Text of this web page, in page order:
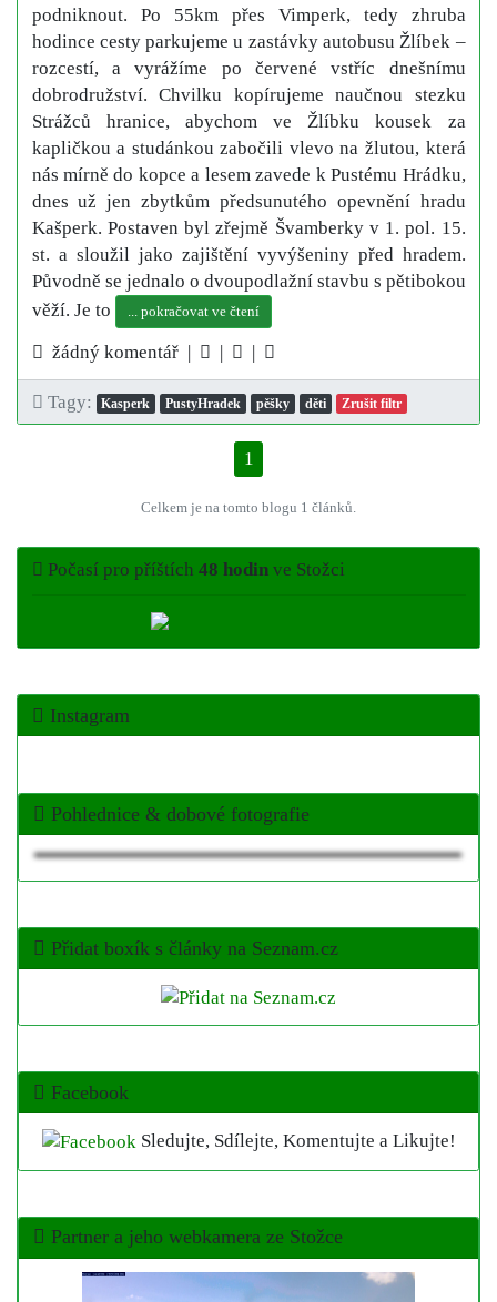
podniknout. Po 55km přes Vimperk, tedy zhruba
hodince cesty parkujeme u zastávky autobusu Žlíbek –
rozcestí, a vyrážíme po červené vstříc dnešnímu
dobrodružství. Chvilku kopírujeme naučnou stezku
Strážců hranice, abychom ve Žlíbku kousek za
kapličkou a studánkou zabočili vlevo na žlutou, která
nás mírně do kopce a lesem zavede k Pustému Hrádku,
dnes už jen zbytkům předsunutého opevnění hradu
Kašperk. Postaven byl zřejmě Švamberky v 1. pol. 15.
st. a sloužil jako zajištění vyvýšeniny před hradem.
Původně se jednalo o dvoupodlažní stavbu s pětibokou
věží. Je to
... pokračovat ve čtení
žádný komentář | | |
Tagy: Kasperk PustyHradek pěšky děti Zrušit filtr
1
Celkem je na tomto blogu 1 článků.
Počasí pro příštích 48 hodinve Stožci
Instagram
Pohlednice & dobové fotografie
Přidat boxík s články na Seznam.cz
Facebook
Sledujte, Sdílejte, Komentujte a Likujte!
Partner a jeho webkamera ze Stožce